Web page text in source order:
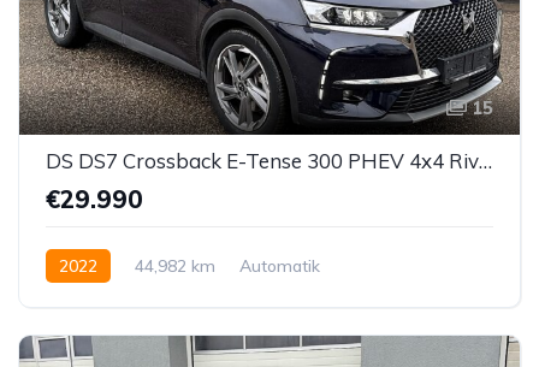
15
DS DS7 Crossback E-Tense 300 PHEV 4x4 Rivoli Aut.
€29.990
2022 44,982 km
Automatik